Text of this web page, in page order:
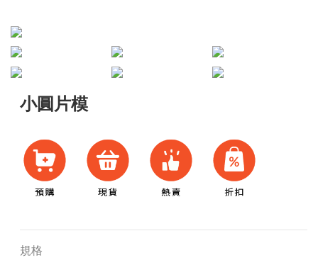
小圓片模
規格